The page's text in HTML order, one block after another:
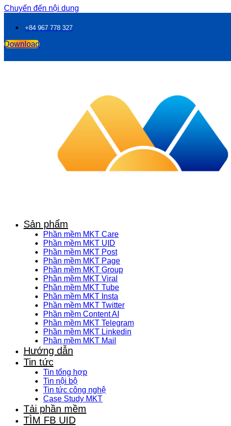
Chuyển đến nội dung
+84 967 778 327
Download
Sản phẩm
Phần mềm MKT Care
Phần mềm MKT UID
Phần mềm MKT Post
Phần mềm MKT Page
Phần mềm MKT Group
Phần mềm MKT Viral
Phần mềm MKT Tube
Phần mềm MKT Insta
Phần mềm MKT Twitter
Phần mềm Content AI
Phần mềm MKT Telegram
Phần mềm MKT Linkedin
Phần mềm MKT Mail
Hướng dẫn
Tin tức
Tin tổng hợp
Tin nội bộ
Tin tức công nghệ
Case Study MKT
Tải phần mềm
TÌM FB UID